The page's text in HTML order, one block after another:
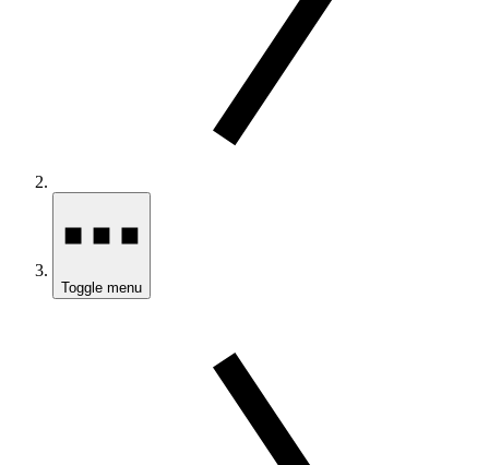
Toggle menu